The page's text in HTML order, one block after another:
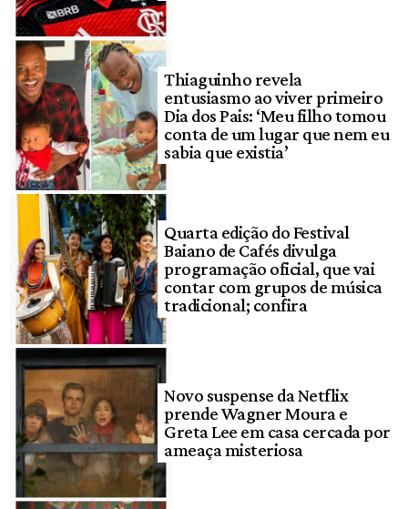
Thiaguinho revela
entusiasmo ao viver primeiro
Dia dos Pais: ‘Meu filho tomou
conta de um lugar que nem eu
sabia que existia’
Quarta edição do Festival
Baiano de Cafés divulga
programação oficial, que vai
contar com grupos de música
tradicional; confira
Novo suspense da Netflix
prende Wagner Moura e
Greta Lee em casa cercada por
ameaça misteriosa